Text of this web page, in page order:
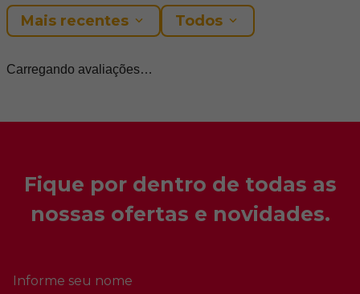
Mais recentes Todos
Carregando avaliações…
Fique por dentro de todas as
nossas ofertas e novidades.
Informe seu nome